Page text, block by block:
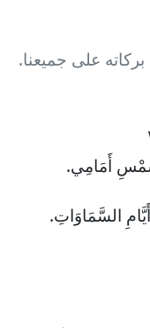
بركاته على جميعنا.
أَمَامِي.
السَّمَاوَاتِ.